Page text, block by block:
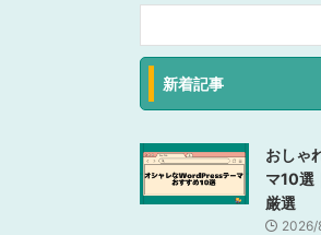
新着記事
おしゃ
マ10選
厳選
2026/